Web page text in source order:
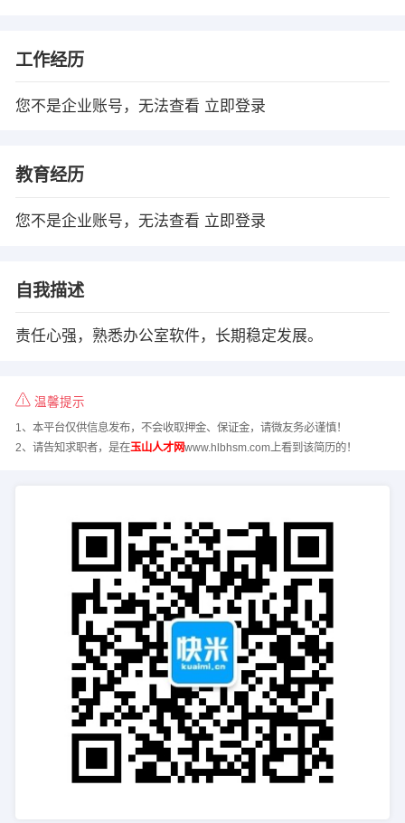
工作经历
您不是企业账号，无法查看 立即登录
教育经历
您不是企业账号，无法查看 立即登录
自我描述
责任心强，熟悉办公室软件，长期稳定发展。
温馨提示
1、本平台仅供信息发布，不会收取押金、保证金，请微友务必谨慎！
2、请告知求职者，是在玉山人才网www.hlbhsm.com上看到该简历的！